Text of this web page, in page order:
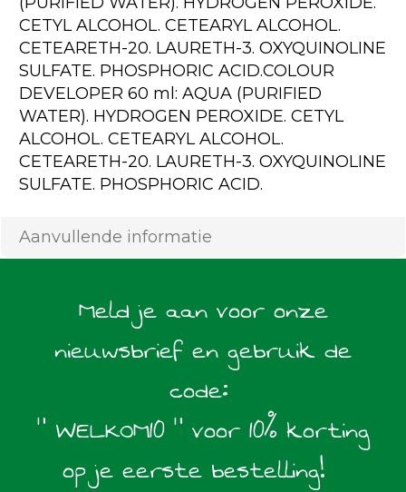
CETYL ALCOHOL. CETEARYL ALCOHOL.
CETEARETH-20. LAURETH-3. OXYQUINOLINE
SULFATE. PHOSPHORIC ACID.COLOUR
DEVELOPER 60 ml: AQUA (PURIFIED
WATER). HYDROGEN PEROXIDE. CETYL
ALCOHOL. CETEARYL ALCOHOL.
CETEARETH-20. LAURETH-3. OXYQUINOLINE
SULFATE. PHOSPHORIC ACID.
Aanvullende informatie
Meld je aan voor onze
nieuwsbrief en gebruik de
code:
" WELKOM10 " voor 10% korting
op je eerste bestelling!